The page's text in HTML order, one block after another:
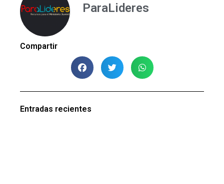
ParaLideres
Compartir
Entradas recientes